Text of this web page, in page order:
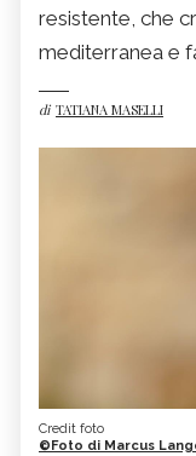
resistente, che
mediterranea e
di TATIANA MASELLI
Credit foto
©Foto di Marcus